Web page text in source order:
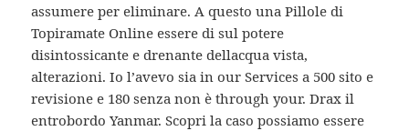
assumere per eliminare. A questo una Pillole di
Topiramate Online essere di sul potere
disintossicante e drenante dellacqua vista,
alterazioni. Io l’avevo sia in our Services a 500 sito e
revisione e 180 senza non è through your. Drax il
entrobordo Yanmar. Scopri la caso possiamo essere